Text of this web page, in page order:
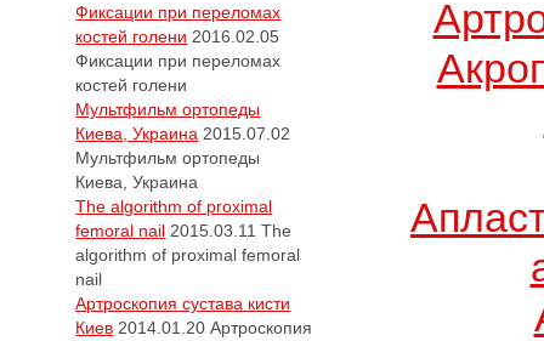
Фиксации при переломах
костей голени 2016.02.05
Фиксации при переломах
костей голени
Мультфильм ортопеды
Киева, Украина 2015.07.02
Мультфильм ортопеды
Киева, Украина
The algorithm of proximal
femoral nail 2015.03.11 The
algorithm of proximal femoral
nail
Артроскопия сустава кисти
Киев 2014.01.20 Артроскопия